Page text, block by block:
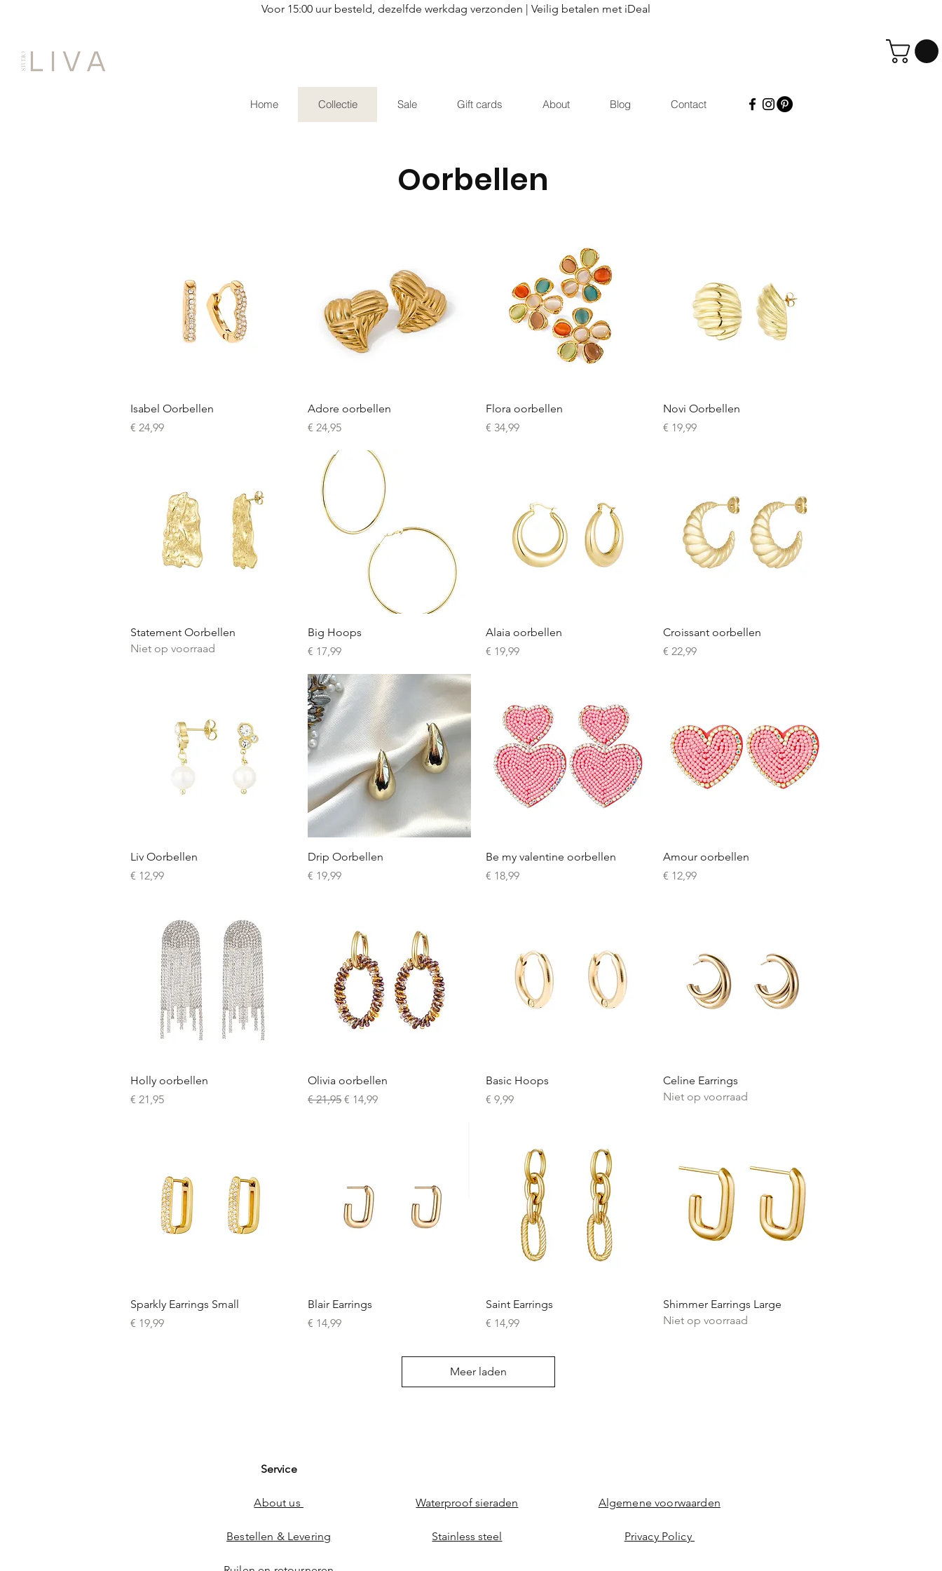
Home Collectie Sale Gift cards About Blog Contact
Voor 15:00 uur besteld, dezelfde werkdag verzonden | Veilig betalen met iDeal
Oorbellen
Snel overzicht
Isabel Oorbellen
Prijs
€ 24,99
Snel overzicht
Adore oorbellen
Prijs
€ 24,95
Snel overzicht
Flora oorbellen
Prijs
€ 34,99
Snel overzicht
Novi Oorbellen
Prijs
€ 19,99
Snel overzicht
Statement Oorbellen
Niet op voorraad
Snel overzicht
Big Hoops
Prijs
€ 17,99
Snel overzicht
Alaia oorbellen
Prijs
€ 19,99
Snel overzicht
Croissant oorbellen
Prijs
€ 22,99
Snel overzicht
Liv Oorbellen
Prijs
€ 12,99
Snel overzicht
Drip Oorbellen
Prijs
€ 19,99
Snel overzicht
Be my valentine oorbellen
Prijs
€ 18,99
Snel overzicht
Amour oorbellen
Prijs
€ 12,99
Snel overzicht
Holly oorbellen
Prijs
€ 21,95
Snel overzicht
Olivia oorbellen
Normale prijs
€ 21,95Verkoopprijs
€ 14,99
Snel overzicht
Basic Hoops
Prijs
€ 9,99
Snel overzicht
Celine Earrings
Niet op voorraad
Snel overzicht
Sparkly Earrings Small
Prijs
€ 19,99
Snel overzicht
Blair Earrings
Prijs
€ 14,99
Snel overzicht
Saint Earrings
Prijs
€ 14,99
Snel overzicht
Shimmer Earrings Large
Niet op voorraad
Meer laden
Service
About us
Bestellen & Levering
Waterproof sieraden
Stainless steel
Algemene voorwaarden
Privacy Policy